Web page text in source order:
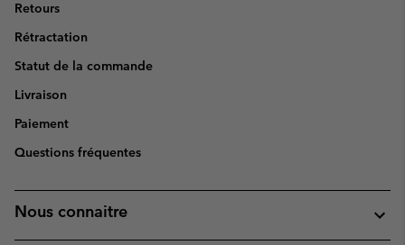
Retours
Rétractation
Statut de la commande
Livraison
Paiement
Questions fréquentes
Nous connaitre